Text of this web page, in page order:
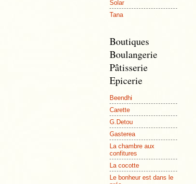
Solar
Tana
Boutiques
Boulangerie
Pâtisserie
Epicerie
Beendhi
Carette
G.Detou
Gasterea
La chambre aux
confitures
La cocotte
Le bonheur est dans le